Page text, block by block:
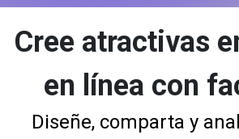
Cree atractivas
en línea con
Diseñe, comparta y